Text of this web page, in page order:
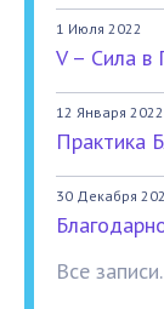
1 Июля 2022
V – Сила в
12 Января 2022
Практика
30 Декабря
Все